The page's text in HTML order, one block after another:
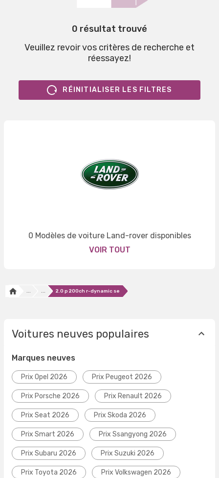
0 résultat trouvé
Veuillez revoir vos critères de recherche et
réessayez!
RÉINITIALISER LES FILTRES
0 Modèles de voiture Land-rover disponibles
VOIR TOUT
... ... 2.0 p 200ch r-dynamic se
Voitures neuves populaires
Marques neuves
Prix Opel 2026 Prix Peugeot 2026
Prix Porsche 2026 Prix Renault 2026
Prix Seat 2026 Prix Skoda 2026
Prix Smart 2026 Prix Ssangyong 2026
Prix Subaru 2026 Prix Suzuki 2026
Prix Toyota 2026 Prix Volkswagen 2026